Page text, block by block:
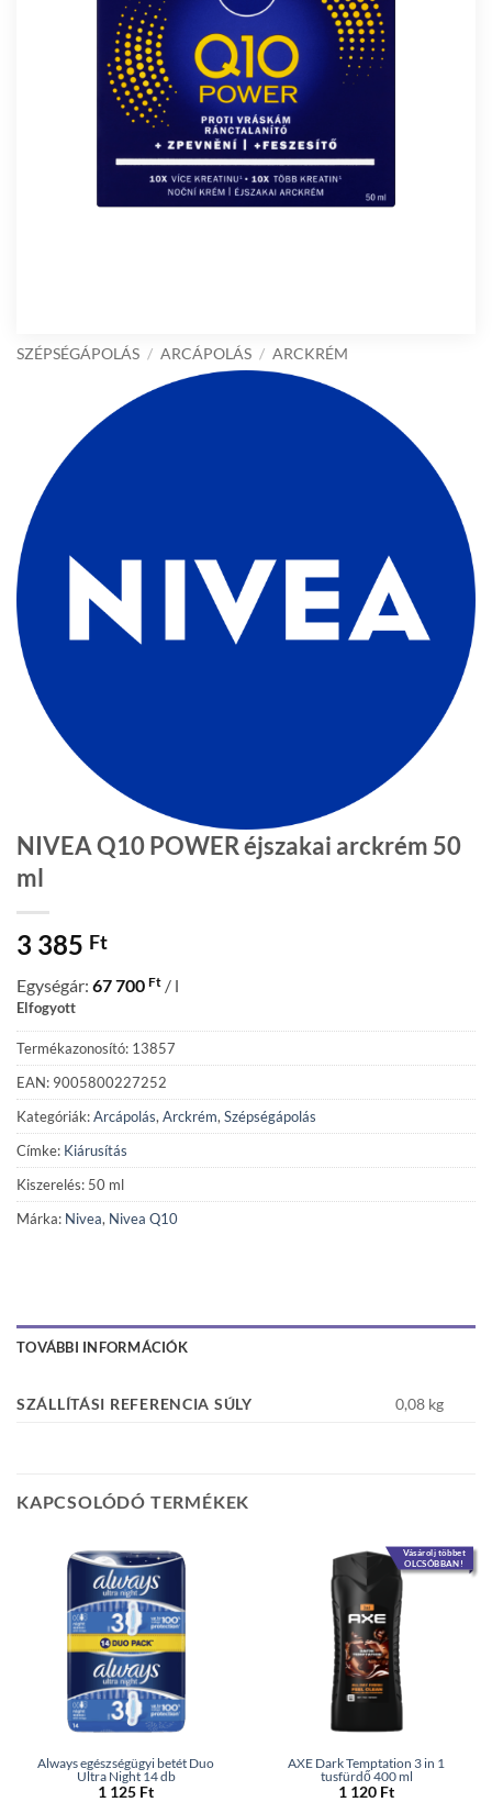
SZÉPSÉGÁPOLÁS / ARCÁPOLÁS / ARCKRÉM
NIVEA Q10 POWER éjszakai arckrém 50
ml
3 385 Ft
Egységár: 67 700 Ft / l
Elfogyott
Termékazonosító: 13857
EAN: 9005800227252
Kategóriák:Arcápolás, Arckrém, Szépségápolás
Címke: Kiárusítás
Kiszerelés: 50 ml
Márka: Nivea, Nivea Q10
TOVÁBBI INFORMÁCIÓK
SZÁLLÍTÁSI REFERENCIA SÚLY 0,08 kg
KAPCSOLÓDÓ TERMÉKEK
Always egészségügyi betét Duo
Ultra Night 14 db
1 125 Ft
Vásárolj többet
OLCSÓBBAN!
AXE Dark Temptation 3 in 1
tusfürdő 400 ml
1 120 Ft